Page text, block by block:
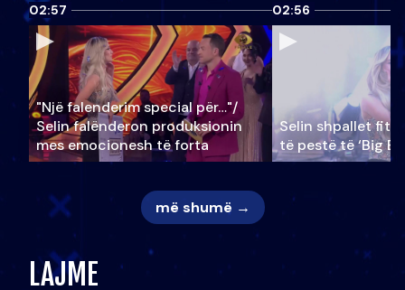
02:57
"Një falenderim special për…"/
Selin falënderon produksionin
mes emocionesh të forta
02:56
Selin shpallet
të pestë të ‘Big
më shumë →
LAJME